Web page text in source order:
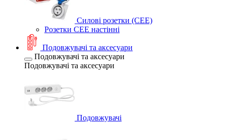
Силові розетки (CEE)
Розетки CEE настінні
Подовжувачі та аксесуари
Подовжувачі та аксесуари
Подовжувачі та аксесуари
Подовжувачі